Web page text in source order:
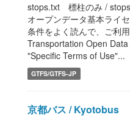
stops.txt 標柱のみ /
オープンデータ基本ライ
条件をよく読んで、ご利
Transportation Open
"Specific Terms of Use"...
GTFS/GTFS-JP
京都バス / Kyotobus